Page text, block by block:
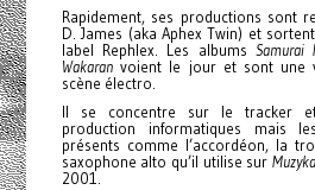
Rapidement, ses productions sont
D. James (aka Aphex Twin) et
label Rephlex. Les albums Samurai
Wakaranvoient le jour et sont une
scène électro.
Il se concentre sur le tracker
production informatiques mais
présents comme l’accordéon, la
saxophone alto qu’il utilise sur
2001.